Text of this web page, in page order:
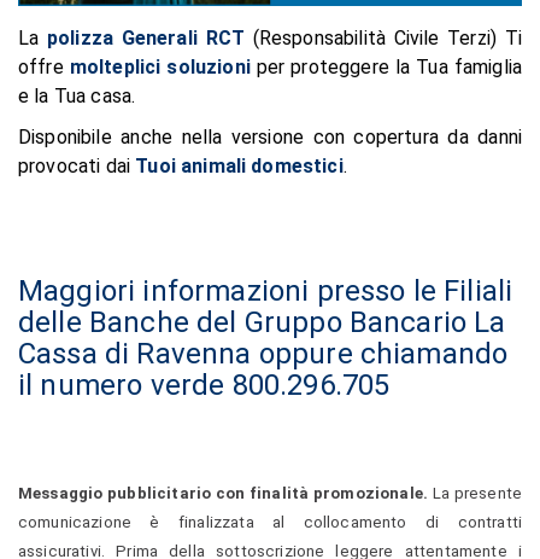
La polizza Generali RCT (Responsabilità Civile Terzi) Ti
offre molteplici soluzioniper proteggere la Tua famiglia
e la Tua casa.
Disponibile anche nella versione con copertura da danni
provocati dai Tuoi animali domestici.
Maggiori informazioni presso le Filiali
delle Banche del Gruppo Bancario La
Cassa di Ravenna oppure chiamando
il numero verde 800.296.705
Messaggio pubblicitario con finalità promozionale. La presente
comunicazione è finalizzata al collocamento di contratti
assicurativi. Prima della sottoscrizione leggere attentamente i